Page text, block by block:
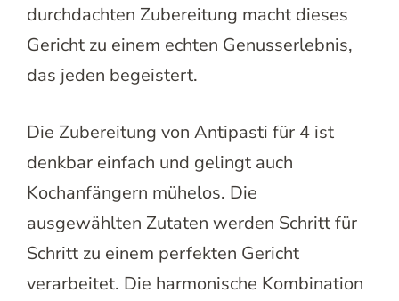
durchdachten Zubereitung macht dieses
Gericht zu einem echten Genusserlebnis,
das jeden begeistert.
Die Zubereitung von Antipasti für 4 ist
denkbar einfach und gelingt auch
Kochanfängern mühelos. Die
ausgewählten Zutaten werden Schritt für
Schritt zu einem perfekten Gericht
verarbeitet. Die harmonische Kombination